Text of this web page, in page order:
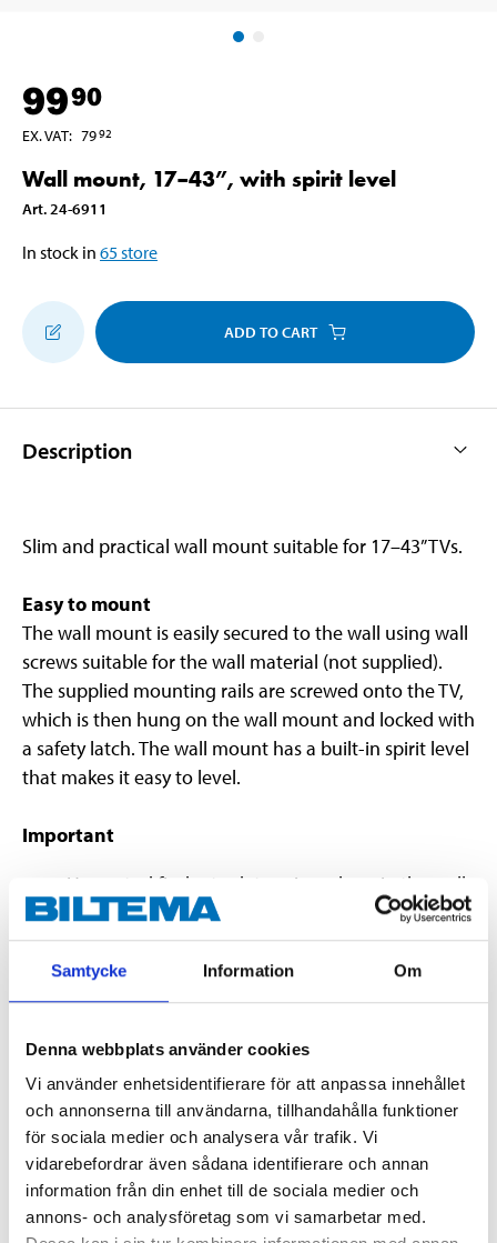
Samtycke Information Om
Denna webbplats använder cookies
Vi använder enhetsidentifierare för att anpassa innehållet
och annonserna till användarna, tillhandahålla funktioner
för sociala medier och analysera vår trafik. Vi
vidarebefordrar även sådana identifierare och annan
information från din enhet till de sociala medier och
annons- och analysföretag som vi samarbetar med.
9990
EX. VAT: 7992
Wall mount, 17–43”, with spirit level
Art. 24-6911
In stock in 65store
ADD TO CART
Description
Slim and practical wall mount suitable for 17–43” TVs.
Easy to mount
The wall mount is easily secured to the wall using wall
screws suitable for the wall material (not supplied).
The supplied mounting rails are screwed onto the TV,
which is then hung on the wall mount and locked with
a safety latch. The wall mount has a built-in spirit level
that makes it easy to level.
Important
Use a stud finder to determine where in the wall
you can attach the wall mount.
Technical specifications
Fits VESA fittings 100 x 100,200
x 100,200 x 200
Maximum load
20 kg
Distance to wall
25 mm